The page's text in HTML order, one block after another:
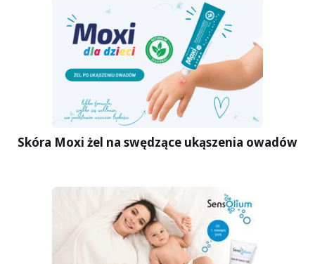
Skóra Moxi żel na swędzące ukąszenia owadów